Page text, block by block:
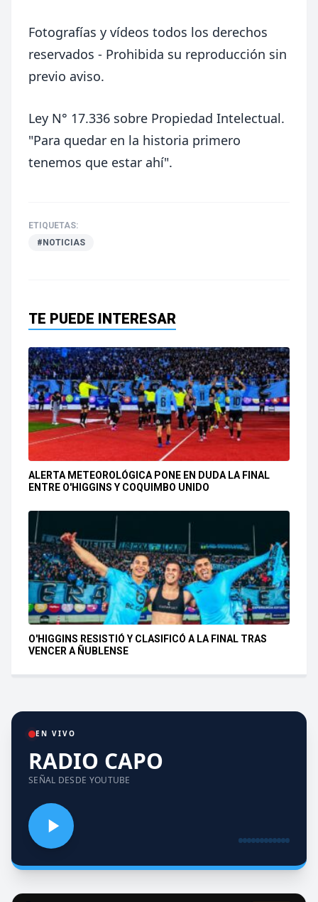
Fotografías y vídeos todos los derechos
reservados - Prohibida su reproducción sin
previo aviso.
Ley N° 17.336 sobre Propiedad Intelectual.
"Para quedar en la historia primero
tenemos que estar ahí".
ETIQUETAS:
#NOTICIAS
TE PUEDE INTERESAR
ALERTA METEOROLÓGICA PONE EN DUDA LA FINAL
ENTRE O'HIGGINS Y COQUIMBO UNIDO
O'HIGGINS RESISTIÓ Y CLASIFICÓ A LA FINAL TRAS
VENCER A ÑUBLENSE
EN VIVO
RADIO CAPO
SEÑAL DESDE YOUTUBE